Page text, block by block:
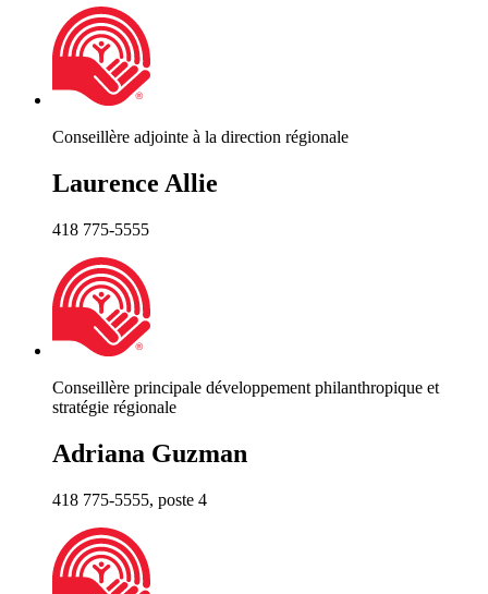
Conseillère adjointe à la direction régionale
Laurence Allie
418 775-5555
Conseillère principale développement philanthropique et
stratégie régionale
Adriana Guzman
418 775-5555, poste 4